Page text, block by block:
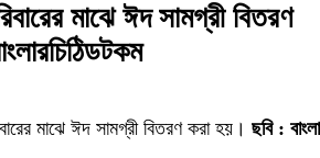
মাঝে ঈদ সামগ্রী বিতরণ
মাঝে ঈদ সামগ্রী বিতরণ করা হয়। ছবি :